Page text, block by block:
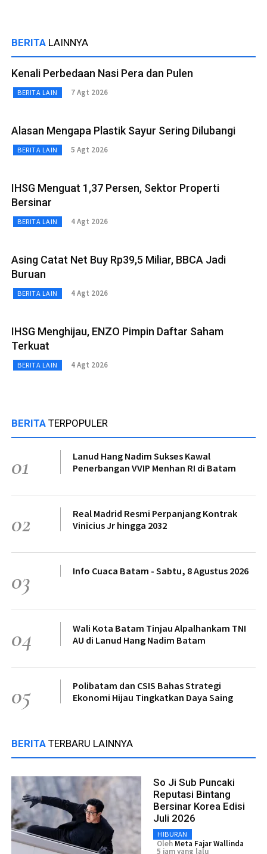
BERITA LAINNYA
Kenali Perbedaan Nasi Pera dan Pulen
BERITA LAIN 7 Agt 2026
Alasan Mengapa Plastik Sayur Sering Dilubangi
BERITA LAIN 5 Agt 2026
IHSG Menguat 1,37 Persen, Sektor Properti
Bersinar
BERITA LAIN 4 Agt 2026
Asing Catat Net Buy Rp39,5 Miliar, BBCA Jadi
Buruan
BERITA LAIN 4 Agt 2026
IHSG Menghijau, ENZO Pimpin Daftar Saham
Terkuat
BERITA LAIN 4 Agt 2026
BERITA TERPOPULER
01
Lanud Hang Nadim Sukses Kawal
Penerbangan VVIP Menhan RI di Batam
02
Real Madrid Resmi Perpanjang Kontrak
Vinicius Jr hingga 2032
03 Info Cuaca Batam - Sabtu, 8 Agustus 2026
04
Wali Kota Batam Tinjau Alpalhankam TNI
AU di Lanud Hang Nadim Batam
05
Polibatam dan CSIS Bahas Strategi
Ekonomi Hijau Tingkatkan Daya Saing
BERITA TERBARU LAINNYA
So Ji Sub Puncaki
Reputasi Bintang
Bersinar Korea Edisi
Juli 2026
HIBURAN
Oleh Meta Fajar Wallinda
5 jam yang lalu